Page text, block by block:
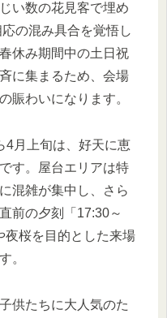
い数の花見客で埋め
の混み具合を覚悟し
休み期間中の土日祝
に集まるため、会場
賑わいになります。
4月上旬は、好天に恵
す。屋台エリアは特
混雑が集中し、さら
前の夕刻「17:30～
夜桜を目的とした来場
。
供たちに大人気のた